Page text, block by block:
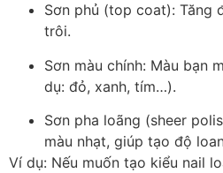
Sơn phủ (top coat): Tăng
trôi.
Sơn màu chính: Màu bạn
dụ: đỏ, xanh, tím…).
Sơn pha loãng (sheer
màu nhạt, giúp tạo độ
Ví dụ: Nếu muốn tạo kiểu nail